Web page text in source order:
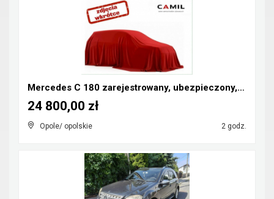
Mercedes C 180 zarejestrowany, ubezpieczony, kompr...
Opole/ opolskie 2 godz.
24 800,00 zł